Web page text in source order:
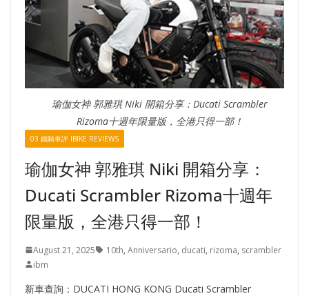
瑜伽女神 郭雅琪 Niki 開箱分享：Ducati Scrambler
Rizoma十週年限量版，全港只得一部！
03 鐵騎車評 IBIKE REVIEWS
瑜伽女神 郭雅琪 Niki 開箱分享：
Ducati Scrambler Rizoma十週年
限量版，全港只得一部！
August 21, 2025 10th, Anniversario, ducati, rizoma, scrambler
ibm
新車查詢：DUCATI HONG KONG Ducati Scrambler